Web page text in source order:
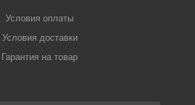
Условия оплаты
Условия доставки
Гарантия на товар